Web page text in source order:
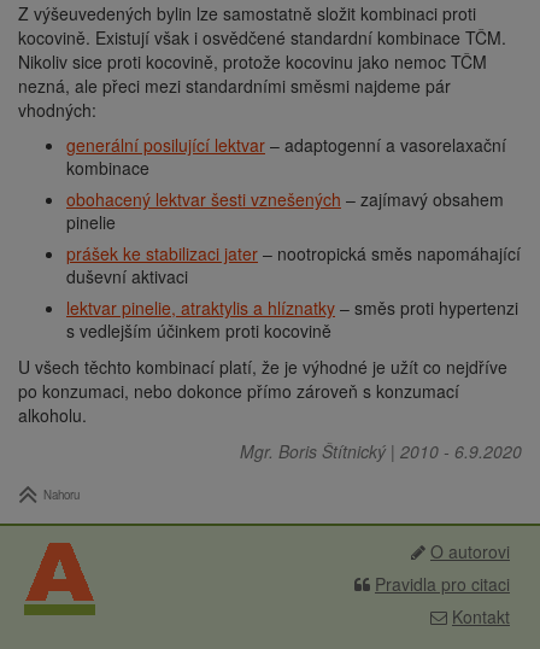
Z výšeuvedených bylin lze samostatně složit kombinaci proti
kocovině. Existují však i osvědčené standardní kombinace TČM.
Nikoliv sice proti kocovině, protože kocovinu jako nemoc TČM
nezná, ale přeci mezi standardními směsmi najdeme pár
vhodných:
generální posilující lektvar – adaptogenní a vasorelaxační
kombinace
obohacený lektvar šesti vznešených – zajímavý obsahem
pinelie
prášek ke stabilizaci jater – nootropická směs napomáhající
duševní aktivaci
lektvar pinelie, atraktylis a hlíznatky – směs proti hypertenzi
s vedlejším účinkem proti kocovině
U všech těchto kombinací platí, že je výhodné je užít co nejdříve
po konzumaci, nebo dokonce přímo zároveň s konzumací
alkoholu.
Mgr. Boris Štítnický | 2010 - 6.9.2020
Nahoru
O autorovi
Pravidla pro citaci
Kontakt